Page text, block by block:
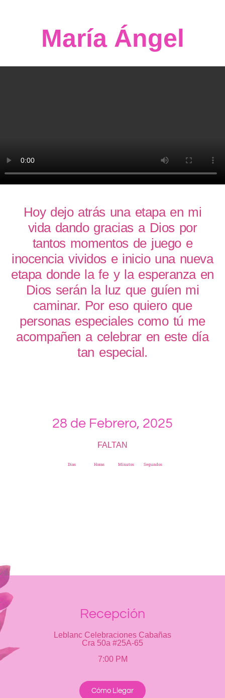
María Ángel
Hoy dejo atrás una etapa en mi
vida dando gracias a Dios por
tantos momentos de juego e
inocencia vividos e inicio una nueva
etapa donde la fe y la esperanza en
Dios serán la luz que guíen mi
caminar. Por eso quiero que
personas especiales como tú me
acompañen a celebrar en este día
tan especial.
28 de Febrero, 2025
FALTAN
Días Horas Minutos Segundos
Recepción
Leblanc Celebraciones Cabañas
Cra 50a #25A-65
7:00 PM
Cómo Llegar